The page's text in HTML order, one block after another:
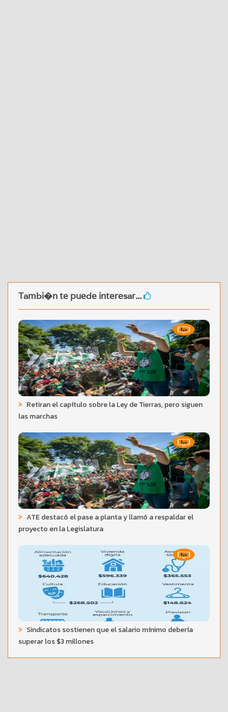
Tambi�n te puede interesar...
Retiran el capítulo sobre la Ley de Tierras, pero siguen
las marchas
ATE destacó el pase a planta y llamó a respaldar el
proyecto en la Legislatura
Sindicatos sostienen que el salario mínimo debería
superar los $3 millones